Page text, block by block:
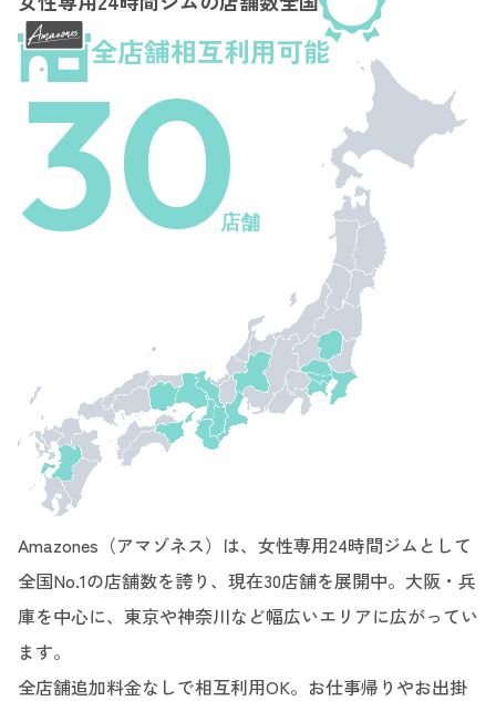
全店舗相互利用可能
30店舗
Amazones（アマゾネス）は、女性専用24時間ジムとして
全国No.1の店舗数を誇り、現在30店舗を展開中。大阪・兵
庫を中心に、東京や神奈川など幅広いエリアに広がってい
ます。
全店舗追加料金なしで相互利用OK。お仕事帰りやお出掛